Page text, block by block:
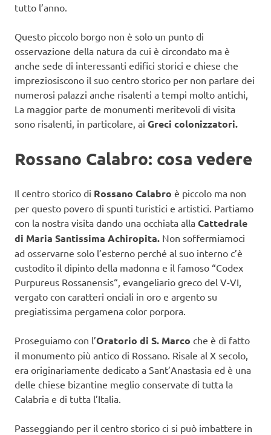
tutto l’anno.
Questo piccolo borgo non è solo un punto di
osservazione della natura da cui è circondato ma è
anche sede di interessanti edifici storici e chiese che
impreziosiscono il suo centro storico per non parlare dei
numerosi palazzi anche risalenti a tempi molto antichi,
La maggior parte de monumenti meritevoli di visita
sono risalenti, in particolare, ai Greci colonizzatori.
Rossano Calabro: cosa vedere
Il centro storico di Rossano Calabro è piccolo ma non
per questo povero di spunti turistici e artistici. Partiamo
con la nostra visita dando una occhiata alla Cattedrale
di Maria Santissima Achiropita. Non soffermiamoci
ad osservarne solo l’esterno perché al suo interno c’è
custodito il dipinto della madonna e il famoso “Codex
Purpureus Rossanensis“, evangeliario greco del V-VI,
vergato con caratteri onciali in oro e argento su
pregiatissima pergamena color porpora.
Proseguiamo con l’Oratorio di S. Marco che è di fatto
il monumento più antico di Rossano. Risale al X secolo,
era originariamente dedicato a Sant’Anastasia ed è una
delle chiese bizantine meglio conservate di tutta la
Calabria e di tutta l’Italia.
Passeggiando per il centro storico ci si può imbattere in